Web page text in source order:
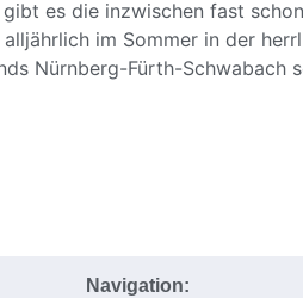
es die inzwischen fast
im Sommer in der
Nürnberg-Fürth-Schwabach
Navigation: